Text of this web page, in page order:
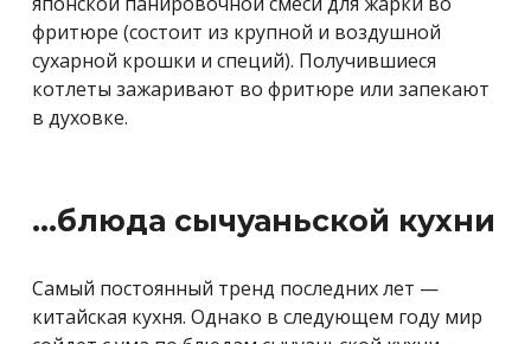
фритюре (состоит из крупной и воздушной
сухарной крошки и специй). Получившиеся
котлеты зажаривают во фритюре или запекают
в духовке.
…блюда сычуаньской кухни
Самый постоянный тренд последних лет —
китайская кухня. Однако в следующем году мир